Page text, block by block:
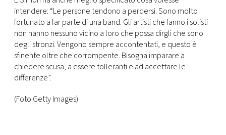
intendere: “Le persone tendono a perdersi. Sono molto
fortunato a far parte di una band. Gli artisti che fanno i solisti
non hanno nessuno vicino a loro che possa dirgli che sono
degli stronzi. Vengono sempre accontentati, e questo è
sfinente oltre che corrompente. Bisogna imparare a
chiedere scusa, a essere tolleranti e ad accettare le
differenze”.
(Foto Getty Images)